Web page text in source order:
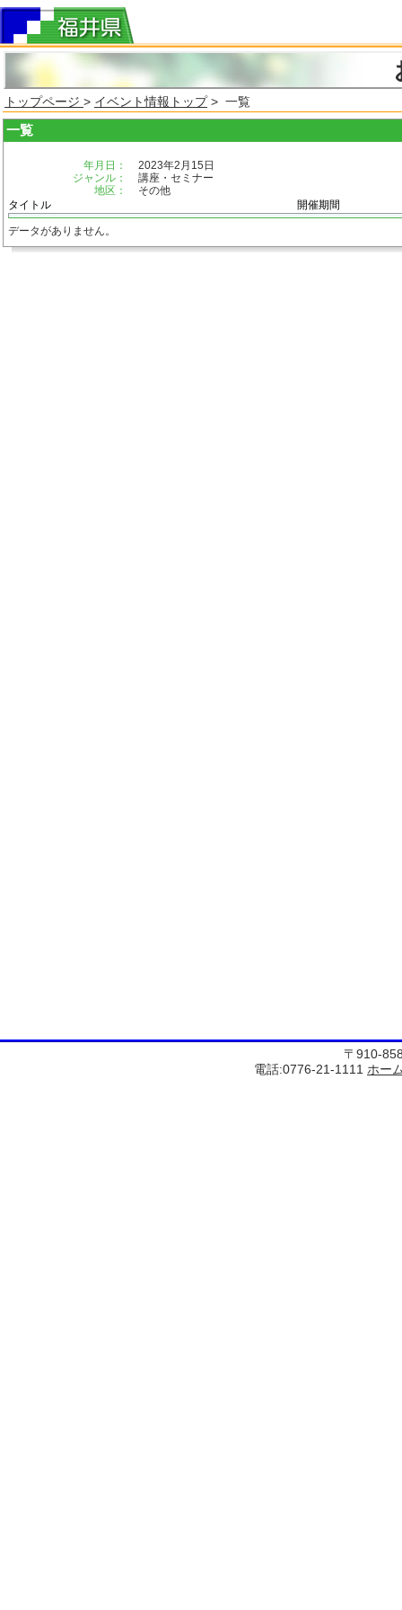
トップページ > イベント情報トップ> 一覧
一覧
年月日：
2023年2月15日
ジャンル：
講座・セミナー
地区：
その他
タイトル
開催期間
データがありません。
〒910-
電話:0776-21-1111 ホー